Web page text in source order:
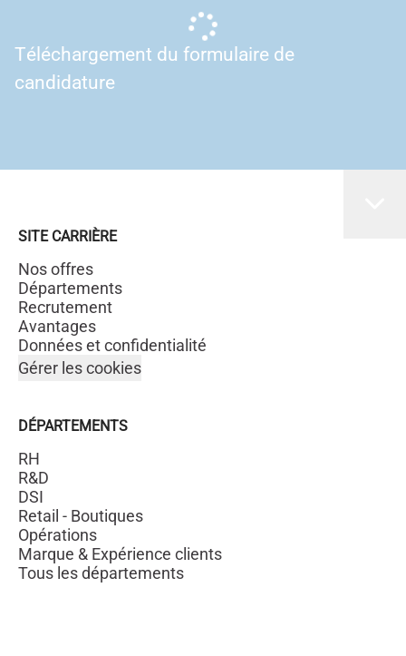
Téléchargement du formulaire de
candidature
SITE CARRIÈRE
Nos offres
Départements
Recrutement
Avantages
Données et confidentialité
Gérer les cookies
DÉPARTEMENTS
RH
R&D
DSI
Retail - Boutiques
Opérations
Marque & Expérience clients
Tous les départements